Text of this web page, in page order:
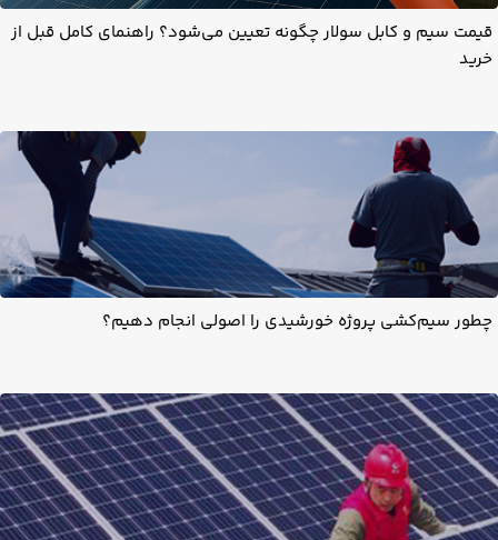
قیمت سیم و کابل سولار چگونه تعیین می‌شود؟ راهنمای کامل قبل از
خرید
چطور سیم‌کشی پروژه خورشیدی را اصولی انجام دهیم؟